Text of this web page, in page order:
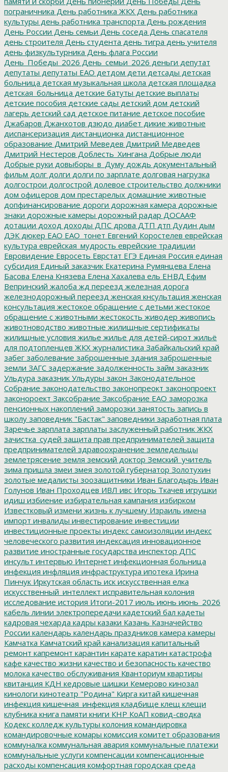
пограничника День работника ЖКХ День работника
культуры день работника транспорта День рождения
День России День семьи День соседа День спасателя
день строителя День студента день тигра день учителя
день физкультурника День флага России
День_Победы_2026 День_семьи_2026 деньги депутат
депутаты депутаты ЕАО детдом дети детсады детская
больница детская музыкальная школа детская площадка
детская_больница детские батуты детские выплаты
детские пособия детские сады детский дом детский
лагерь детский сад детское питание детское пособие
Джабаров Джанхотов дзюдо диабет дикие животные
диспансеризация дистанционка дистанционное
образование Дмитрий Меведев Дмитрий Медведев
Дмитрий Нестеров Доблесть_Хингана Добрые люди
Добрые руки довыборы_в_Думу дождь документальный
фильм долг долги долги по зарплате долговая нагрузка
долгострои долгострой долевое строительство должники
дом офицеров дом престарелых домашние животные
допфинансирование дороги дорожная камера дорожные
знаки дорожные камеры дорожный радар ДОСААФ
дотации доход доходы ДПС дрова ДТП дтп Дудин дым
ДЭК дюкер ЕАО ЕАО_тонет Евгений Коростелев еврейская
культура еврейская_мудрость еврейские традиции
Евровидение Евросеть Еврстат ЕГЭ Единая Россия единая
субсидия Единый заказчик Екатерина Румянцева Елена
Басова Елена Князева Елена Хахалева ель ЕНВД Ефим
Вепринский жалоба жд переезд железная дорога
железнодорожный переезд женская кнсультация женская
консультация жестокое обращение с детьми жестокое
обращение с животными жестокость живодер живопись
животноводство животные жилищные сертификаты
жилищные условия жилье жилье для детей-сирот жильё
для подтопленцев ЖКХ журналистика Забайкальский край
забег заболевание заброшенные здания заброшенные
земли ЗАГС задержание задолженность займ заказник
Ульдура заказник Ульдуры закон Законодательное
Собрание законодательство законопреокт законопроект
законороект Заксобрание Заксобрание ЕАО заморозка
пенсионных накоплений заморозки занятость запись в
школу заповедник "Бастак" заповедники заработная плата
Заречье зарплата зарплаты заслуженный работник ЖКХ
зачистка_судей защита прав предпринимателей защита
предпринимателей здравоохранение земледельцы
землетрясение земля земский доктор Земский_учитель
зима пришла змеи змея золотой губернатор Золотухин
золотые медалисты зоозащитники Иван Благодырь Иван
Голунов Иван Проходцев ИВЛ ивс Игорь Ткачев игрушки
идиш избиение избирательная кампания избирком
Известковый измени жизнь к лучшему Израиль имена
импорт инвалиды инвестирование инвестиции
инвестиционные проекты индекс самоизоляции индекс
человеческого развития индексация инновационное
развитие иностранные государства инспектор ДПС
инсульт интервью Интернет инфекционная больница
инфекция инфляция инфраструктура ипотека Ирина
Пинчук Иркутская область иск искусственная елка
искусственный_интеллект исправительная колония
исследование история Итоги-2017 июль июнь июнь_2026
кабель линии электропередачи кадетский бал кадеты
кадровая чехарда кадры казаки Казань Казначейство
России календарь календарь праздников камера камеры
Камчатка Камчатский край канализация капитальный
ремонт капремонт карантин карате каратин катастрофа
кафе качество жизни качество и безопасность качество
молока качество обслуживания Кванториум квартиры
квитанция КДН кедровые шишки Кемерово кинозал
кинологи кинотеатр "Родина" Кирга китай кишечная
инфекция кишечная_инфекция кладбище клещ клещи
клубника книга памяти книги КНР КоАП ковид-сводка
Кодекс колледж культуры колония командировка
командировочные комары комиссия комитет образования
коммуналка коммунальная авария коммунальные платежи
коммунальные услуги компенсации компенсационные
расходы компенсация комфортная городская среда